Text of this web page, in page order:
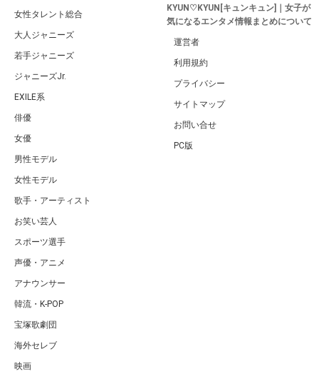
女性タレント総合
大人ジャニーズ
若手ジャニーズ
ジャニーズJr.
EXILE系
俳優
女優
男性モデル
女性モデル
歌手・アーティスト
お笑い芸人
スポーツ選手
声優・アニメ
アナウンサー
韓流・K-POP
宝塚歌劇団
海外セレブ
映画
KYUN♡KYUN[キュンキュン]｜女子が
気になるエンタメ情報まとめについて
運営者
利用規約
プライバシー
サイトマップ
お問い合せ
PC版